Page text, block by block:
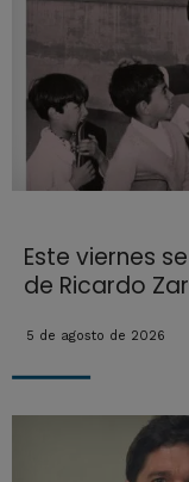
Este viernes
de Ricardo
5 de agosto de 2026